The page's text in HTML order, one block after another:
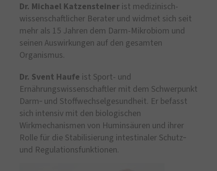
Dr. Michael Katzensteiner ist medizinisch-
wissenschaftlicher Berater und widmet sich seit
mehr als 15 Jahren dem Darm-Mikrobiom und
seinen Auswirkungen auf den gesamten
Organismus.
Dr. Svent Haufe ist Sport- und
Ernährungswissenschaftler mit dem Schwerpunkt
Darm‑ und Stoffwechselgesundheit. Er befasst
sich intensiv mit den biologischen
Wirkmechanismen von Huminsäuren und ihrer
Rolle für die Stabilisierung intestinaler Schutz‑
und Regulationsfunktionen.